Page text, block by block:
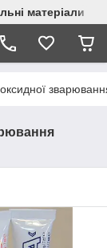
матеріали